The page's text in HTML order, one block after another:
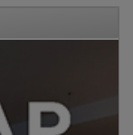
de
Concordia-
Vivas, Los